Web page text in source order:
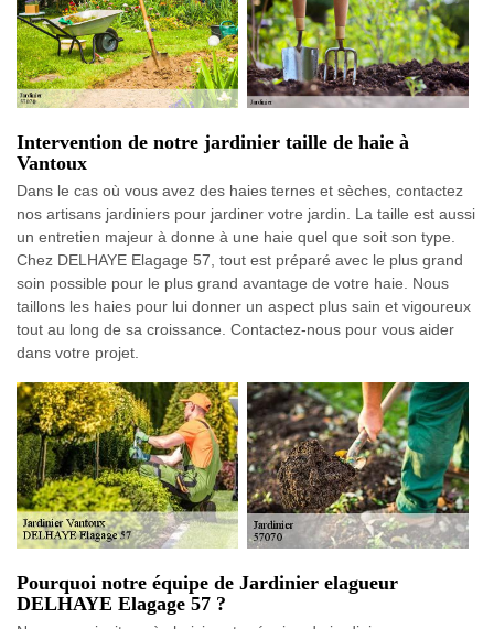
Intervention de notre jardinier taille de haie à
Vantoux
Dans le cas où vous avez des haies ternes et sèches, contactez
nos artisans jardiniers pour jardiner votre jardin. La taille est aussi
un entretien majeur à donne à une haie quel que soit son type.
Chez DELHAYE Elagage 57, tout est préparé avec le plus grand
soin possible pour le plus grand avantage de votre haie. Nous
taillons les haies pour lui donner un aspect plus sain et vigoureux
tout au long de sa croissance. Contactez-nous pour vous aider
dans votre projet.
Pourquoi notre équipe de Jardinier elagueur
DELHAYE Elagage 57 ?